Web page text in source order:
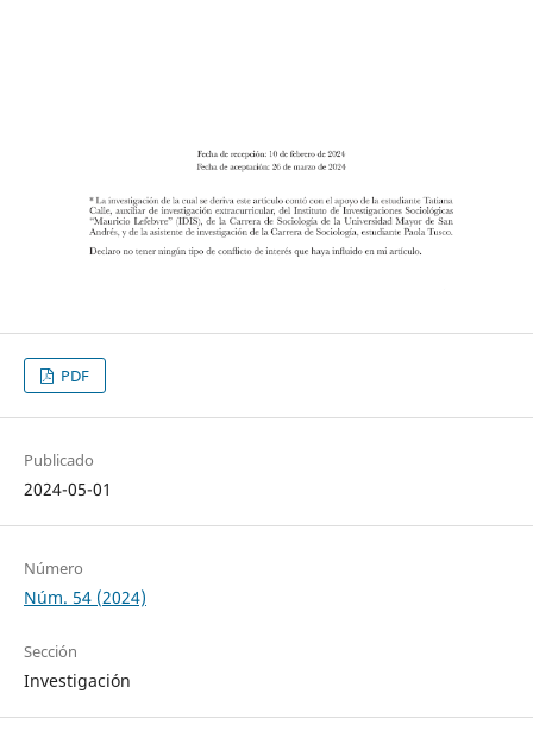
PDF
Publicado
2024-05-01
Número
Núm. 54 (2024)
Sección
Investigación